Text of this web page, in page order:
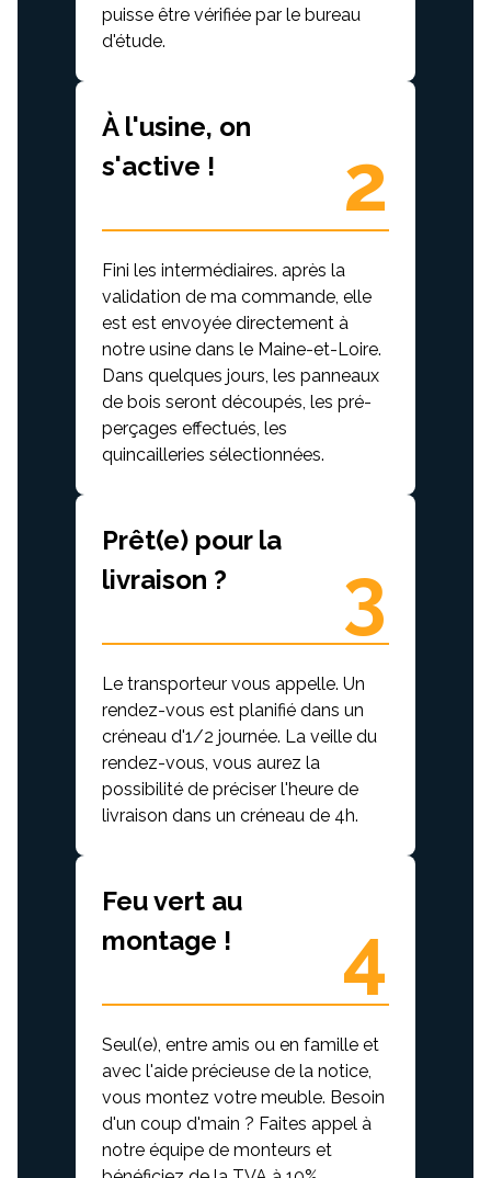
puisse être vérifiée par le bureau
d'étude.
2
À l'usine, on
s'active !
Fini les intermédiaires. après la
validation de ma commande, elle
est est envoyée directement à
notre usine dans le Maine-et-Loire.
Dans quelques jours, les panneaux
de bois seront découpés, les pré-
perçages effectués, les
quincailleries sélectionnées.
3
Prêt(e) pour la
livraison ?
Le transporteur vous appelle. Un
rendez-vous est planifié dans un
créneau d'1/2 journée. La veille du
rendez-vous, vous aurez la
possibilité de préciser l'heure de
livraison dans un créneau de 4h.
4
Feu vert au
montage !
Seul(e), entre amis ou en famille et
avec l'aide précieuse de la notice,
vous montez votre meuble. Besoin
d'un coup d'main ? Faites appel à
notre équipe de monteurs et